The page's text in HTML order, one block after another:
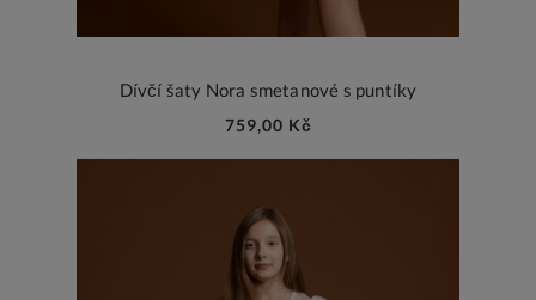
Dívčí šaty Nora smetanové s puntíky
759,00 Kč